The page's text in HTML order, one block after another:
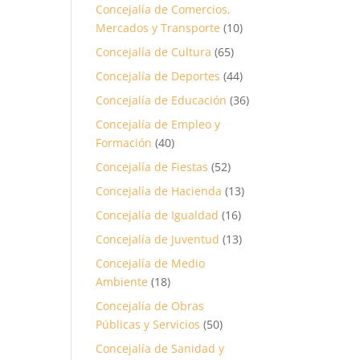
Concejalía de Comercios,
Mercados y Transporte (10)
Concejalía de Cultura (65)
Concejalía de Deportes (44)
Concejalía de Educación (36)
Concejalía de Empleo y
Formación (40)
Concejalía de Fiestas (52)
Concejalía de Hacienda (13)
Concejalía de Igualdad (16)
Concejalía de Juventud (13)
Concejalía de Medio
Ambiente (18)
Concejalía de Obras
Públicas y Servicios (50)
Concejalía de Sanidad y